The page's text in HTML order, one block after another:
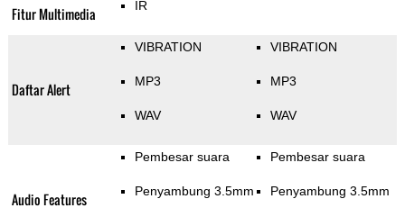
Fitur Multimedia IR
Daftar Alert
VIBRATION
MP3
WAV
VIBRATION
MP3
WAV
Audio Features
Pembesar suara
Penyambung 3.5mm
Pembesar suara
Penyambung 3.5mm